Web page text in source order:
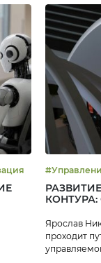
Ярослав
проходит